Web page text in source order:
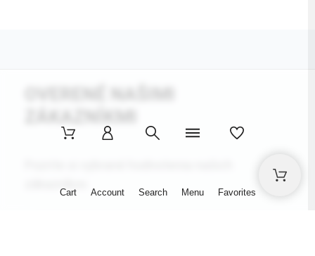
Cart Account Search Menu Favorites